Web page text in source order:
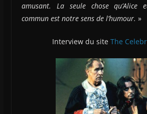
amusant. La seule chose
commun est notre sens de l’humour. »
Interview du siteThe